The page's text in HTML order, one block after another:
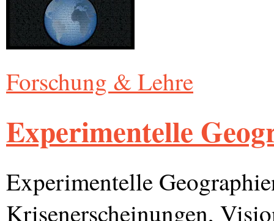
Forschung & Lehre
Experimentelle
Experimentelle
Krisenerscheinungen,